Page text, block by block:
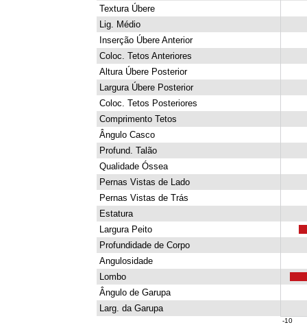
Textura Úbere
Lig. Médio
Inserção Úbere Anterior
Coloc. Tetos Anteriores
Altura Úbere Posterior
Largura Úbere Posterior
Coloc. Tetos Posteriores
Comprimento Tetos
Ângulo Casco
Profund. Talão
Qualidade Óssea
Pernas Vistas de Lado
Pernas Vistas de Trás
Estatura
Largura Peito
Profundidade de Corpo
Angulosidade
Lombo
Ângulo de Garupa
Larg. da Garupa
-10